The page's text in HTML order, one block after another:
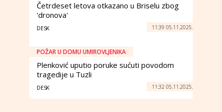
Četrdeset letova otkazano u Briselu zbog
'dronova'
DESK 11:39 05.11.2025.
POŽAR U DOMU UMIROVLJENIKA
Plenković uputio poruke sućuti povodom
tragedije u Tuzli
DESK 11:32 05.11.2025.